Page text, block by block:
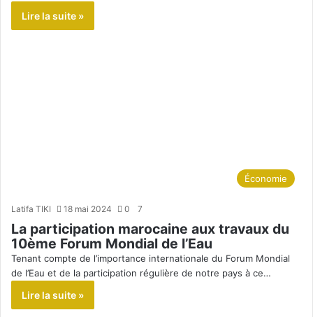
Lire la suite »
Économie
Latifa TIKI 18 mai 2024 0 7
La participation marocaine aux travaux du
10ème Forum Mondial de l’Eau
Tenant compte de l’importance internationale du Forum Mondial
de l’Eau et de la participation régulière de notre pays à ce…
Lire la suite »